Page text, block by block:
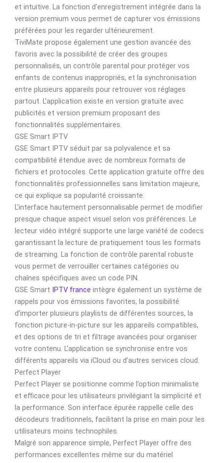
et intuitive. La fonction d’enregistrement intégrée dans la
version premium vous permet de capturer vos émissions
préférées pour les regarder ultérieurement.
TiviMate propose également une gestion avancée des
favoris avec la possibilité de créer des groupes
personnalisés, un contrôle parental pour protéger vos
enfants de contenus inappropriés, et la synchronisation
entre plusieurs appareils pour retrouver vos réglages
partout. L’application existe en version gratuite avec
publicités et version premium proposant des
fonctionnalités supplémentaires.
GSE Smart IPTV
GSE Smart IPTV séduit par sa polyvalence et sa
compatibilité étendue avec de nombreux formats de
fichiers et protocoles. Cette application gratuite offre des
fonctionnalités professionnelles sans limitation majeure,
ce qui explique sa popularité croissante.
L’interface hautement personnalisable permet de modifier
presque chaque aspect visuel selon vos préférences. Le
lecteur vidéo intégré supporte une large variété de codecs
garantissant la lecture de pratiquement tous les formats
de streaming. La fonction de contrôle parental robuste
vous permet de verrouiller certaines catégories ou
chaînes spécifiques avec un code PIN.
GSE Smart IPTV france intègre également un système de
rappels pour vos émissions favorites, la possibilité
d’importer plusieurs playlists de différentes sources, la
fonction picture-in-picture sur les appareils compatibles,
et des options de tri et filtrage avancées pour organiser
votre contenu. L’application se synchronise entre vos
différents appareils via iCloud ou d’autres services cloud.
Perfect Player
Perfect Player se positionne comme l’option minimaliste
et efficace pour les utilisateurs privilégiant la simplicité et
la performance. Son interface épurée rappelle celle des
décodeurs traditionnels, facilitant la prise en main pour les
utilisateurs moins technophiles.
Malgré son apparence simple, Perfect Player offre des
performances excellentes même sur du matériel